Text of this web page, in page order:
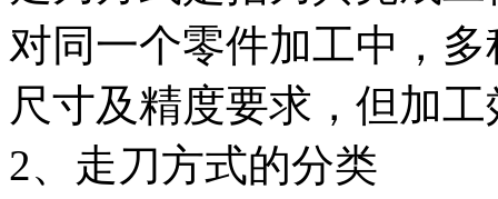
对同一个零件加工中，
尺寸及精度要求，但加
2、走刀方式的分类